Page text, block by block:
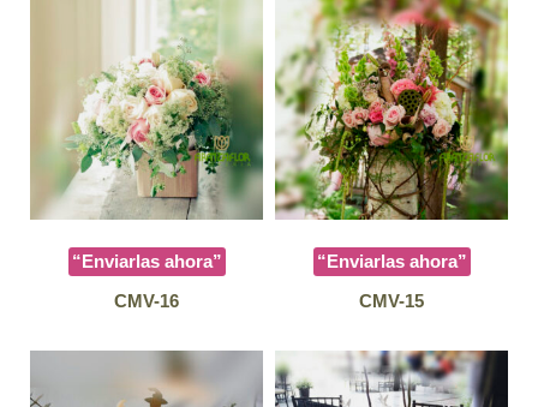
“Enviarlas ahora”
CMV-16
“Enviarlas ahora”
CMV-15